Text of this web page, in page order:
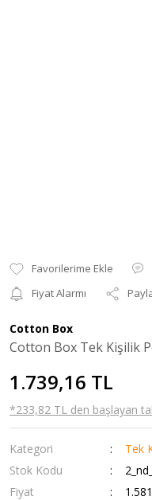
Fiyat Alarmı
Cotton Box
Cotton Box Tek Kişilik
1.739,16 TL
*233,82 TL den başlayan
Kategori
Tek
Stok Kodu
Fiyat